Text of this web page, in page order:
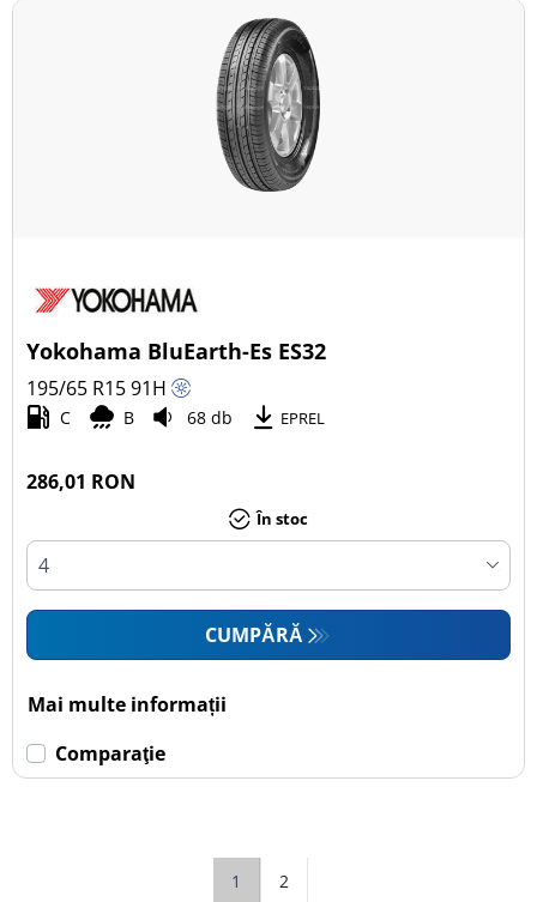
Yokohama BluEarth-Es ES32
195/65 R1591H
C B 68 db EPREL
286,01 RON
În stoc
CUMPĂRĂ
Mai multe informații
Comparaţie
1 2